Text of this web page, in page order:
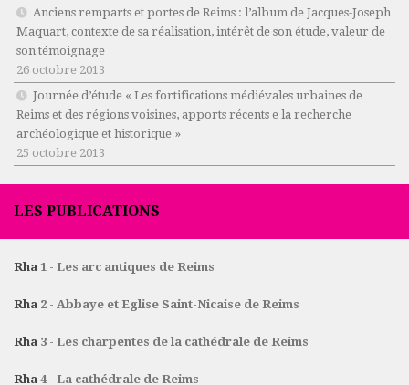
Anciens remparts et portes de Reims : l’album de Jacques-Joseph
Maquart, contexte de sa réalisation, intérêt de son étude, valeur de
son témoignage
26 octobre 2013
Journée d’étude « Les fortifications médiévales urbaines de
Reims et des régions voisines, apports récents e la recherche
archéologique et historique »
25 octobre 2013
LES PUBLICATIONS
Rha 1 - Les arc antiques de Reims
Rha 2 - Abbaye et Eglise Saint-Nicaise de Reims
Rha 3 - Les charpentes de la cathédrale de Reims
Rha 4 - La cathédrale de Reims